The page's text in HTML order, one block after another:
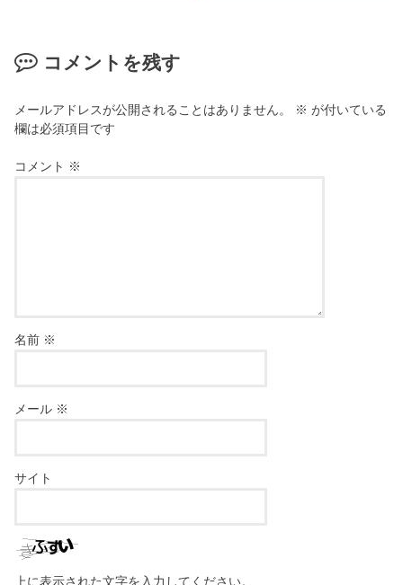
コメントを残す
メールアドレスが公開されることはありません。 ※ が付いている
欄は必須項目です
コメント ※
名前 ※
メール ※
サイト
上に表示された文字を入力してください。